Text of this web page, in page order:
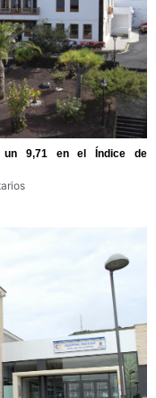
un 9,71 en el Índice de